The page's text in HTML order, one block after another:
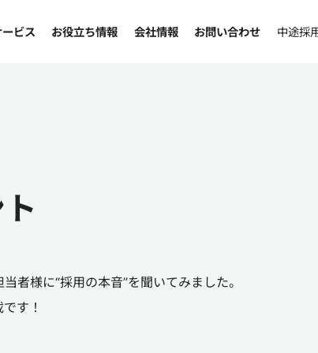
ビス お役立ち情報 会社情報 お問い合わせ 中途採
者様に“採用の本音”を聞いてみました。
す！